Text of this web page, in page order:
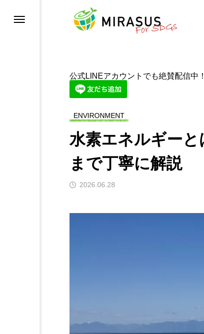
公式LINEアカウントでも絶賛配信中！
ENVIRONMENT
水素エネルギー
まで丁寧に解説
2026.06.28